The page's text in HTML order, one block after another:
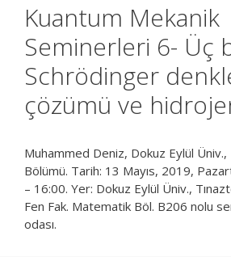
Kuantum Mekanik
Seminerleri 6- Üç
Schrödinger
çözümü ve
Muhammed Deniz, Dokuz Eylül Üniv.,
Bölümü. Tarih: 13 Mayıs, 2019,
– 16:00. Yer: Dokuz Eylül Üniv.,
Fen Fak. Matematik Böl. B206 nolu
odası.